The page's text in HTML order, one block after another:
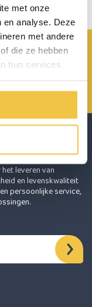
met onze
en analyse. Deze
met andere
die ze hebben
hun services.
leveren van
en levenskwaliteit
persoonlijke service,